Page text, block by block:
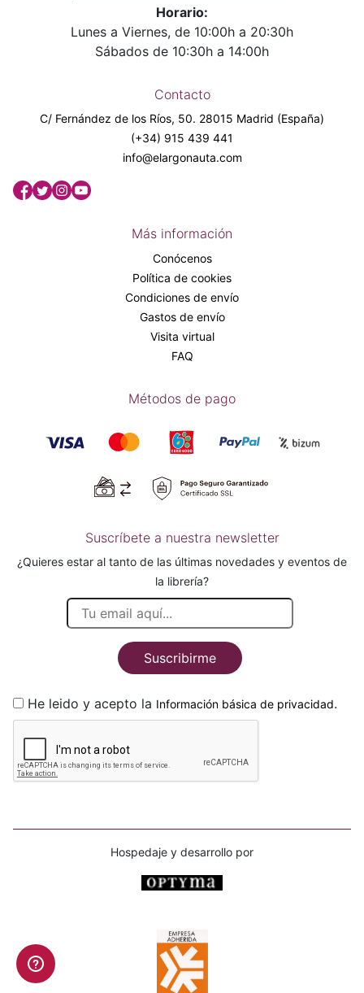
Horario:
Lunes a Viernes, de 10:00h a 20:30h
Sábados de 10:30h a 14:00h
Contacto
C/ Fernández de los Ríos, 50. 28015 Madrid (España)
(+34) 915 439 441
info@elargonauta.com
Más información
Conócenos
Política de cookies
Condiciones de envío
Gastos de envío
Visita virtual
FAQ
Métodos de pago
Suscríbete a nuestra newsletter
¿Quieres estar al tanto de las últimas novedades y eventos de
la librería?
Suscribirme
He leido y acepto la Información básica de privacidad.
Hospedaje y desarrollo por